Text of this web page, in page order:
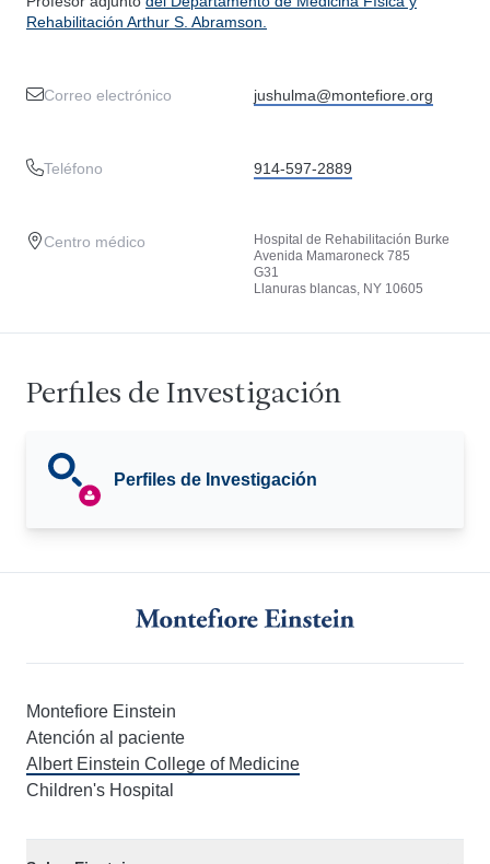
Rehabilitación Arthur S. Abramson.
Correo electrónico jushulma@montefiore.org
Teléfono 914-597-2889
Centro médico
Hospital de Rehabilitación Burke
Avenida Mamaroneck 785
G31
Llanuras blancas, NY 10605
Perfiles de Investigación
Perfiles de Investigación
Montefiore Einstein
Atención al paciente
Albert Einstein College of Medicine
Children's Hospital